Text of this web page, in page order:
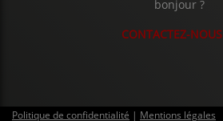
bonjour ?
CONTACTEZ-NOUS
Politique de confidentialité | Mentions légales